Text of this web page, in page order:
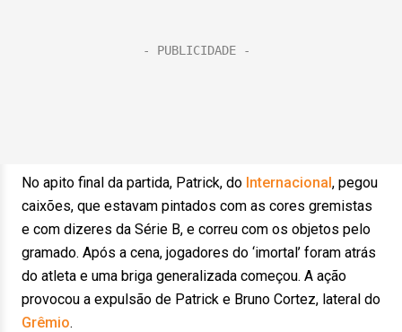
No apito final da partida, Patrick, do Internacional, pegou
caixões, que estavam pintados com as cores gremistas
e com dizeres da Série B, e correu com os objetos pelo
gramado. Após a cena, jogadores do ‘imortal’ foram atrás
do atleta e uma briga generalizada começou. A ação
provocou a expulsão de Patrick e Bruno Cortez, lateral do
Grêmio.